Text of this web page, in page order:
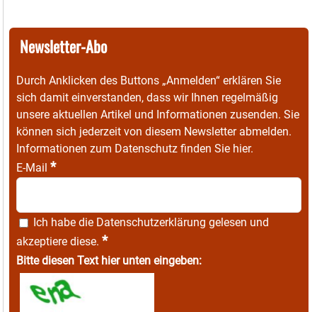
Newsletter-Abo
Durch Anklicken des Buttons „Anmelden“ erklären Sie
sich damit einverstanden, dass wir Ihnen regelmäßig
unsere aktuellen Artikel und Informationen zusenden. Sie
können sich jederzeit von diesem Newsletter abmelden.
Informationen zum Datenschutz finden Sie hier.
E-Mail *
Ich habe die Datenschutzerklärung gelesen und
akzeptiere diese. *
Bitte diesen Text hier unten eingeben: